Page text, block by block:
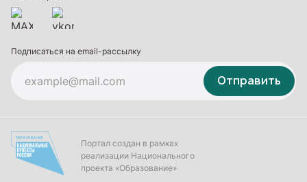
Подписаться на email-рассылку
Отправить
Портал создан в рамках
реализации Национального
проекта «Образование»